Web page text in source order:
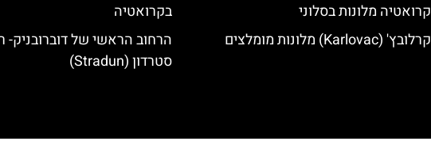
קרואטיה מלונות בסלוני
קרלובץ' (Karlovac) מלונות מומלצים
בקרואטיה
הרחוב הראשי של דוברובניק-
סטרדון (Stradun)